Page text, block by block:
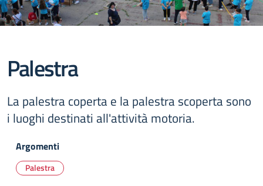
Palestra
La palestra coperta e la palestra scoperta sono
i luoghi destinati all'attività motoria.
Argomenti
Palestra